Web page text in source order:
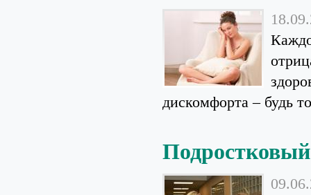
дискомфорта – будь
Подростковый